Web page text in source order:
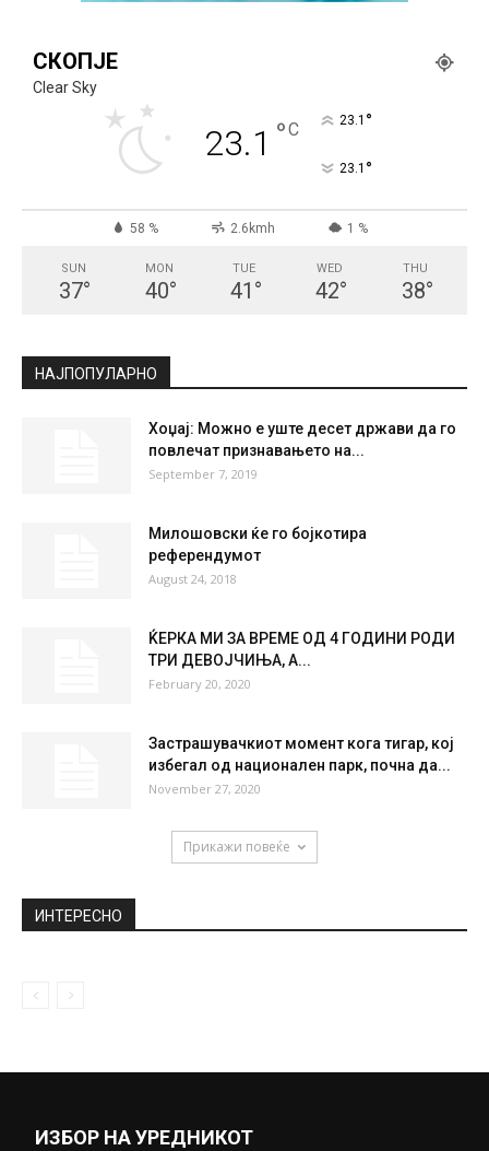
СКОПЈЕ
Clear Sky
23.1 °C 23.1 °
23.1 °
58 % 2.6kmh 1 %
SUN
37°
MON
40°
TUE
41 °
WED
42°
THU
38°
НАЈПОПУЛАРНО
Хоџај: Можно е уште десет држави да го
повлечат признавањето на...
September 7, 2019
Милошовски ќе го бојкотира
референдумот
August 24, 2018
ЌЕРКА МИ ЗА ВРЕМЕ ОД 4 ГОДИНИ РОДИ
ТРИ ДЕВОЈЧИЊА, А...
February 20, 2020
Застрашувачкиот момент кога тигар, кој
избегал од национален парк, почна да...
November 27, 2020
Прикажи повеќе
ИНТЕРЕСНО
ИЗБОР НА УРЕДНИКОТ